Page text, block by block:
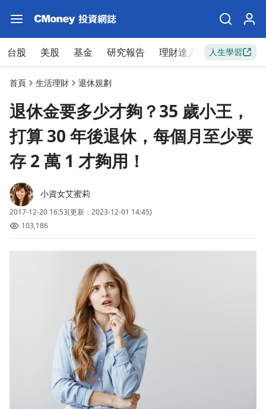
台股 美股 基金 研究報告 理財達人 新手入門
人生學習
首頁 生活理財 退休規劃
退休金要多少才夠？35 歲小王，
打算 30 年後退休，每個月至少要
存 2 萬 1 才夠用！
小資女艾蜜莉
2017-12-20 16:53(更新：2023-12-01 14:45)
103,186